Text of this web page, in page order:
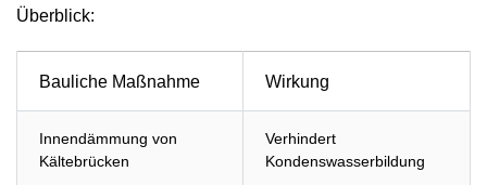
Überblick:
Bauliche Maßnahme Wirkung
Innendämmung von
Kältebrücken
Verhindert
Kondenswasserbildung